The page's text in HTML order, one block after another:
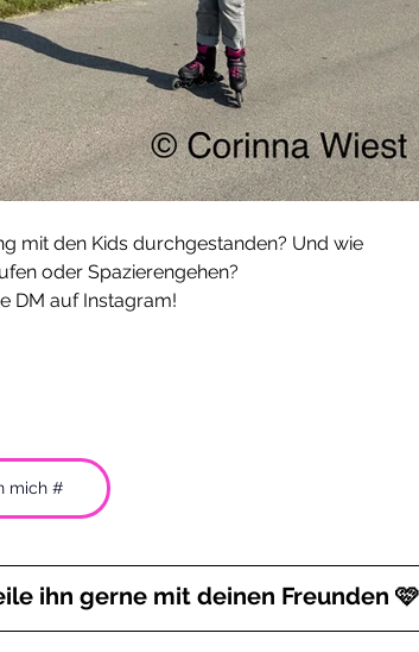
mit den Kids durchgestanden? Und wie
oder Spazierengehen?
DM auf Instagram!
mich #
ihn gerne mit deinen Freunden 🩷